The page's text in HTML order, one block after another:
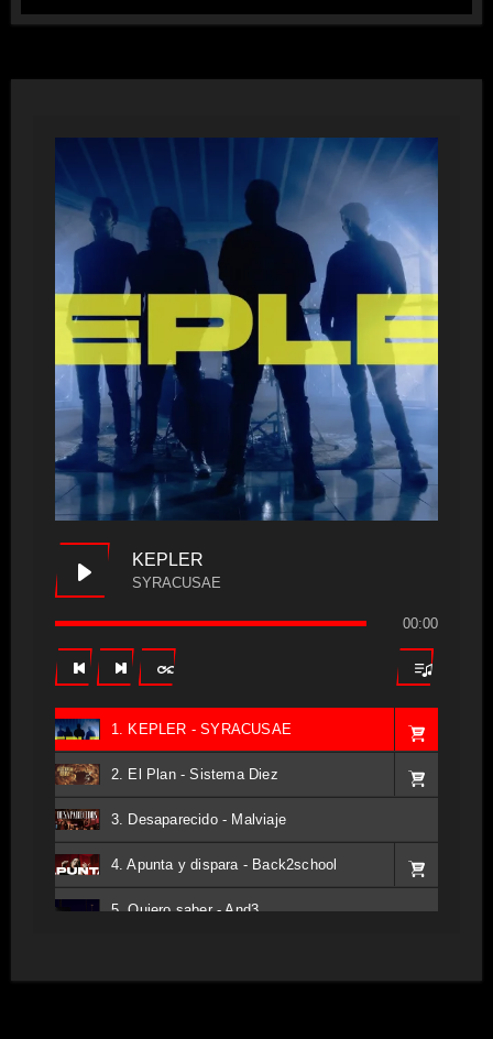
KEPLER
SYRACUSAE
00:00
1. KEPLER - SYRACUSAE
2. El Plan - Sistema Diez
3. Desaparecido - Malviaje
4. Apunta y dispara - Back2school
5. Quiero saber - And3